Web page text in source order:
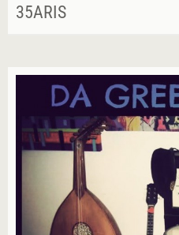
35ARIS